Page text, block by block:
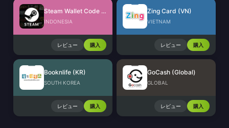
Steam Wallet Code (IDR)
INDONESIA
レビュー 購入
Zing Card (VN)
VIETNAM
レビュー 購入
Booknlife (KR)
SOUTH KOREA
レビュー 購入
GoCash (Global)
GLOBAL
レビュー 購入